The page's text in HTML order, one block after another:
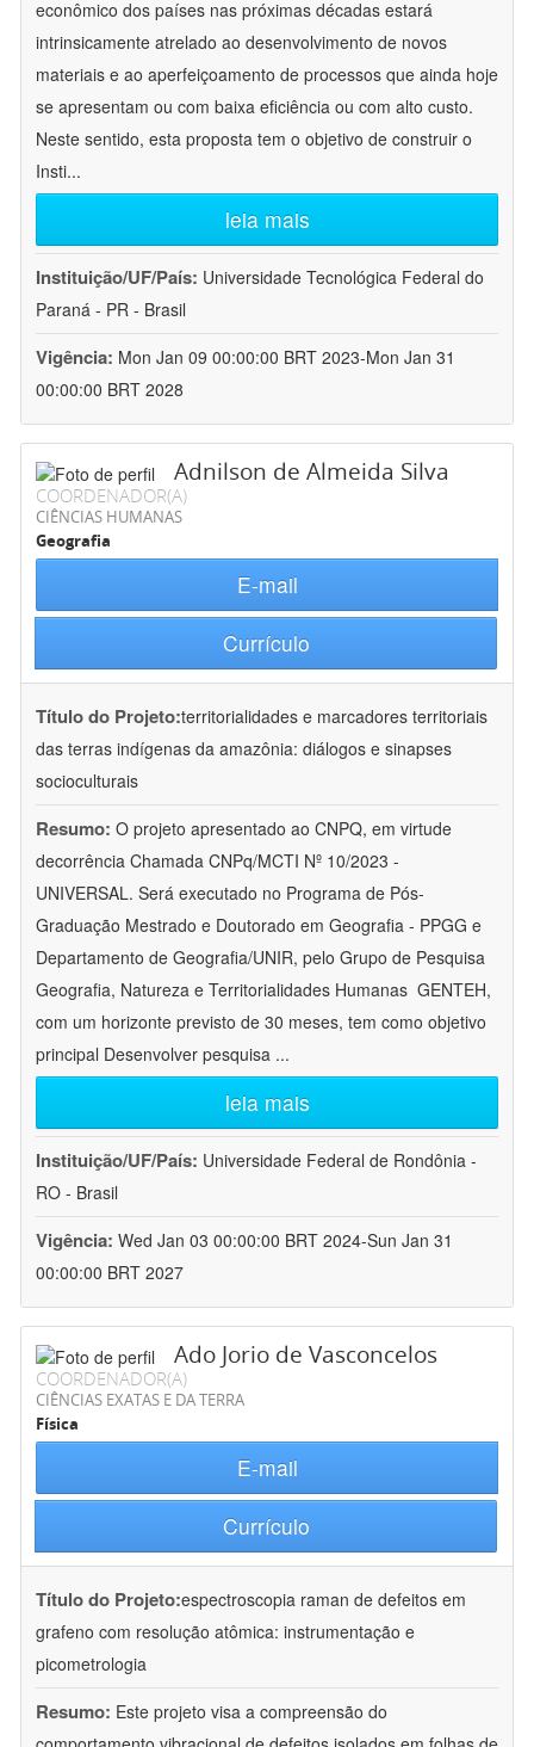
econômico dos países nas próximas décadas estará
intrinsicamente atrelado ao desenvolvimento de novos
materiais e ao aperfeiçoamento de processos que ainda hoje
se apresentam ou com baixa eficiência ou com alto custo.
Neste sentido, esta proposta tem o objetivo de construir o
Insti...
leia mais
Instituição/UF/País: Universidade Tecnológica Federal do
Paraná - PR - Brasil
Vigência: Mon Jan 09 00:00:00 BRT 2023-Mon Jan 31
00:00:00 BRT 2028
Adnilson de Almeida Silva
COORDENADOR(A)
CIÊNCIAS HUMANAS
Geografia
E-mail
Currículo
Título do Projeto:territorialidades e marcadores territoriais
das terras indígenas da amazônia: diálogos e sinapses
socioculturais
Resumo: O projeto apresentado ao CNPQ, em virtude
decorrência Chamada CNPq/MCTI Nº 10/2023 -
UNIVERSAL. Será executado no Programa de Pós-
Graduação Mestrado e Doutorado em Geografia - PPGG e
Departamento de Geografia/UNIR, pelo Grupo de Pesquisa
Geografia, Natureza e Territorialidades Humanas  GENTEH,
com um horizonte previsto de 30 meses, tem como objetivo
principal Desenvolver pesquisa ...
leia mais
Instituição/UF/País: Universidade Federal de Rondônia -
RO - Brasil
Vigência: Wed Jan 03 00:00:00 BRT 2024-Sun Jan 31
00:00:00 BRT 2027
Ado Jorio de Vasconcelos
COORDENADOR(A)
CIÊNCIAS EXATAS E DA TERRA
Física
E-mail
Currículo
Título do Projeto:espectroscopia raman de defeitos em
grafeno com resolução atômica: instrumentação e
picometrologia
Resumo: Este projeto visa a compreensão do